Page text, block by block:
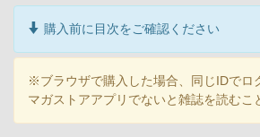
購入前に目次をご確認ください
※ブラウザで購入した場合、同じIDでロ
マガストアアプリでないと雑誌を読むこ